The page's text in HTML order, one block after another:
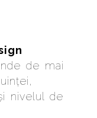
de mai
nivelul de